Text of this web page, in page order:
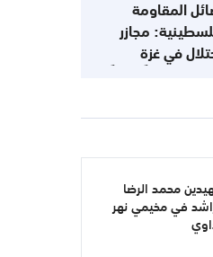
بالكويت عن
المقاومة
مجازر
في غزة
محمد الرضا
في مخيمي نهر